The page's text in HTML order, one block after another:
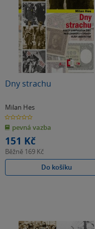
Dny strachu
Milan Hes
0.0
z
5
hvězdiček
pevná vazba
151 Kč
Běžně 169 Kč
Do košíku